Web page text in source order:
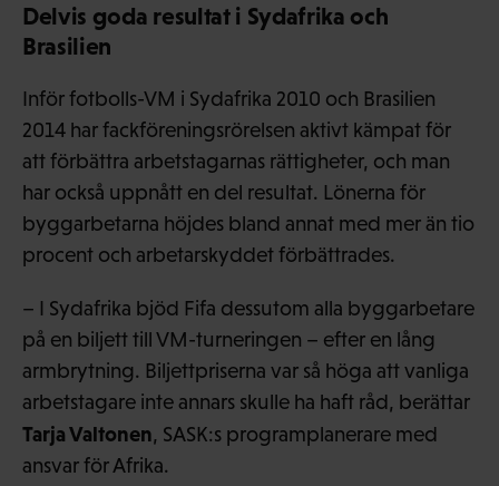
Delvis goda resultat i Sydafrika och
Brasilien
Inför fotbolls-VM i Sydafrika 2010 och Brasilien
2014 har fackföreningsrörelsen aktivt kämpat för
att förbättra arbetstagarnas rättigheter, och man
har också uppnått en del resultat. Lönerna för
byggarbetarna höjdes bland annat med mer än tio
procent och arbetarskyddet förbättrades.
– I Sydafrika bjöd Fifa dessutom alla byggarbetare
på en biljett till VM-turneringen – efter en lång
armbrytning. Biljettpriserna var så höga att vanliga
arbetstagare inte annars skulle ha haft råd, berättar
Tarja Valtonen, SASK:s programplanerare med
ansvar för Afrika.